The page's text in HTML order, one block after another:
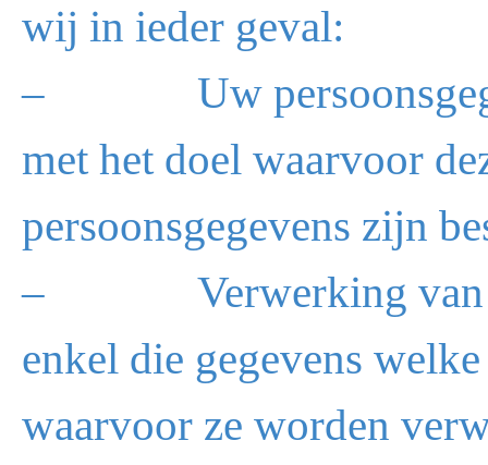
wij in ieder geval:
– Uw
met het doel waarvoor
persoonsgegevens zijn
– Verwerking van uw
enkel die gegevens
waarvoor ze worden